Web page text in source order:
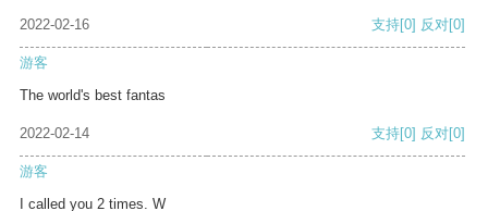
2022-02-16 支持[0] 反对[0]
游客
The world's best fantas
2022-02-14 支持[0] 反对[0]
游客
I called you 2 times. W